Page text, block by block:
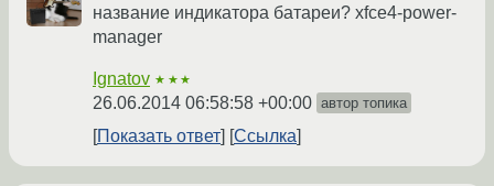
название индикатора батареи? xfce4-power-
manager
Ignatov ★★★
26.06.2014 06:58:58 +00:00 автор топика
Показать ответ Ссылка